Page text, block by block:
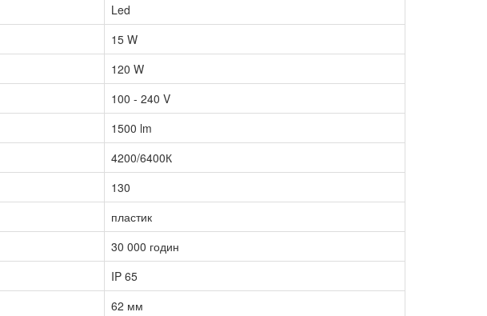
Led
15 W
120 W
100 - 240 V
1500 lm
4200/6400К
130
пластик
30 000 годин
IP 65
62 мм